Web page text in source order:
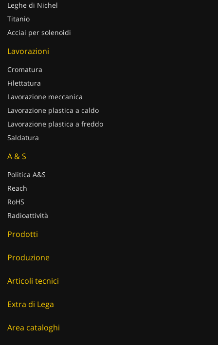
Leghe di Nichel
Titanio
Acciai per solenoidi
Lavorazioni
Cromatura
Filettatura
Lavorazione meccanica
Lavorazione plastica a caldo
Lavorazione plastica a freddo
Saldatura
A & S
Politica A&S
Reach
RoHS
Radioattività
Prodotti
Produzione
Articoli tecnici
Extra di Lega
Area cataloghi